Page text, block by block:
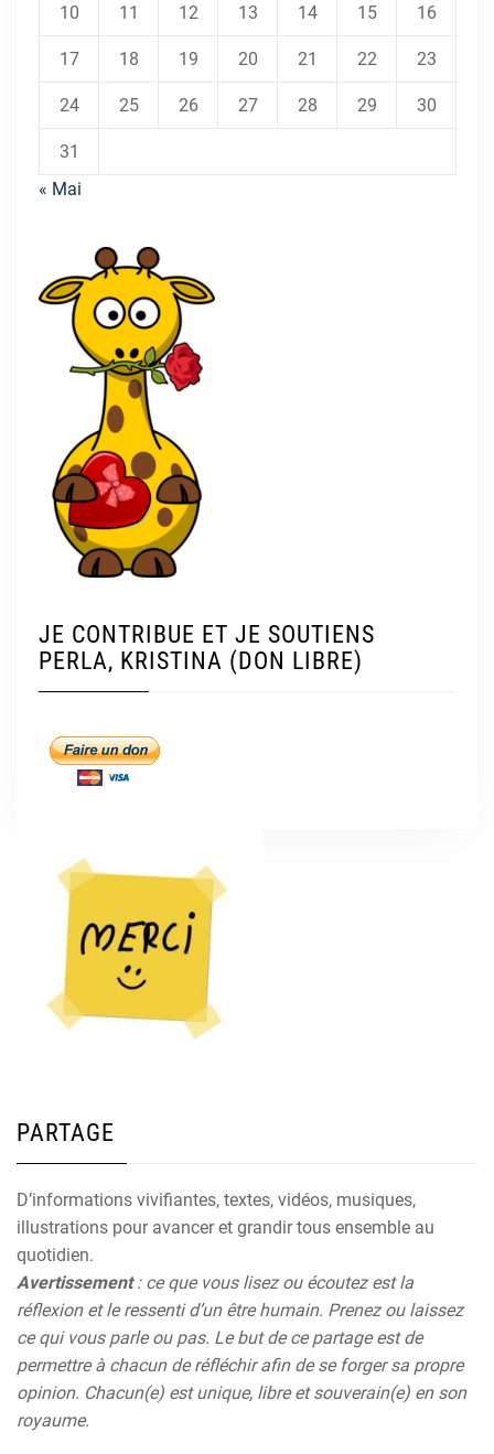
10 11 12 13 14 15 16
17 18 19 20 21 22 23
24 25 26 27 28 29 30
31
« Mai
JE CONTRIBUE ET JE SOUTIENS
PERLA, KRISTINA (DON LIBRE)
PARTAGE
D’informations vivifiantes, textes, vidéos, musiques,
illustrations pour avancer et grandir tous ensemble au
quotidien.
Avertissement: ce que vous lisez ou écoutez est la
réflexion et le ressenti d’un être humain. Prenez ou laissez
ce qui vous parle ou pas. Le but de ce partage est de
permettre à chacun de réfléchir afin de se forger sa propre
opinion. Chacun(e) est unique, libre et souverain(e) en son
royaume.